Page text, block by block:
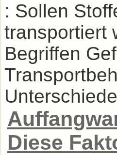
: Sollen
transportiert
Begriffen
Diese